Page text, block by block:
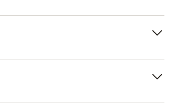
Sensorik, denn Schmutzpartikel im